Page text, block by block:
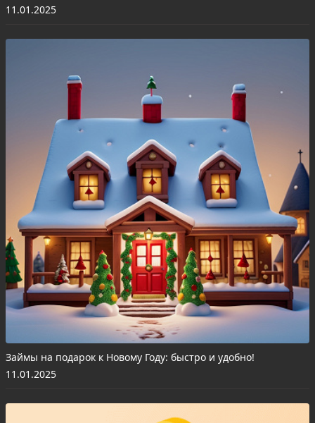
11.01.2025
Займы на подарок к Новому Году: быстро и удобно!
11.01.2025